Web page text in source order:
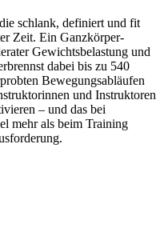
schlank, definiert und fit
Zeit. Ein Ganzkörper-
Gewichtsbelastung und
dabei bis zu 540
Bewegungsabläufen
und Instruktoren
– und das bei
mehr als beim Training